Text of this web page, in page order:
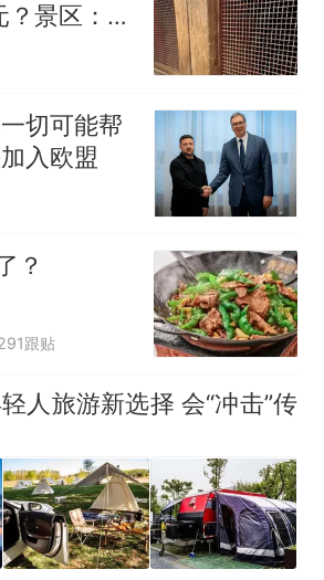
景区：部
护，游客
切可能帮
入欧盟
？
跟贴
人旅游新选择 会“冲击”传